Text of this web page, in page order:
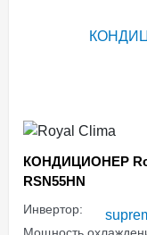
КОНДИЦИОНЕР
RSN55HN
Инвертор: